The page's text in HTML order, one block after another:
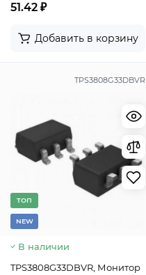
низким выходным сигналом
MPU, IC Low Push/Pull Out,
51.42 ₽
Добавить в корзину
TPS3808G33DBVR
TОП
NEW
В наличии
TPS3808G33DBVR, Монитор